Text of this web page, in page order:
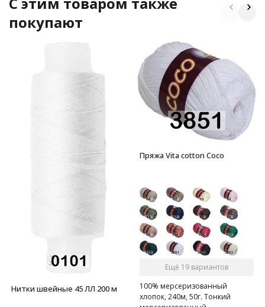
покупают
Нитки швейные 45 ЛЛ 200 м
Пряжа Vita cotton Coco
Ещё 19 вариантов
100% мерсеризованный
хлопок, 240м, 50г. Тонкий